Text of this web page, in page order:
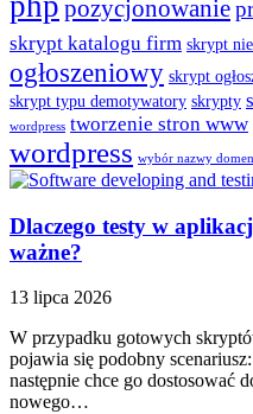
pozycjonowanie
skrypt katalogu firm skrypt
ogłoszeniowy skrypt
skrypt typu demotywatory skrypty
wordpress tworzenie stron www
wordpress wybór nazwy
Dlaczego testy w
ważne?
13 lipca 2026
W przypadku gotowych
pojawia się podobny
następnie chce go dostosować
nowego…